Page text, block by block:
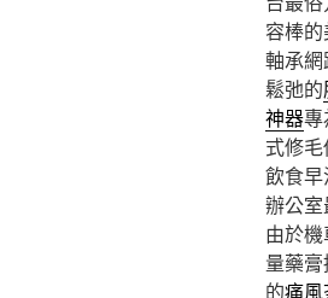
容棒
軸承
鬆弛的
神器專
式修
飲食
辦公
由於
量藥
的痛風